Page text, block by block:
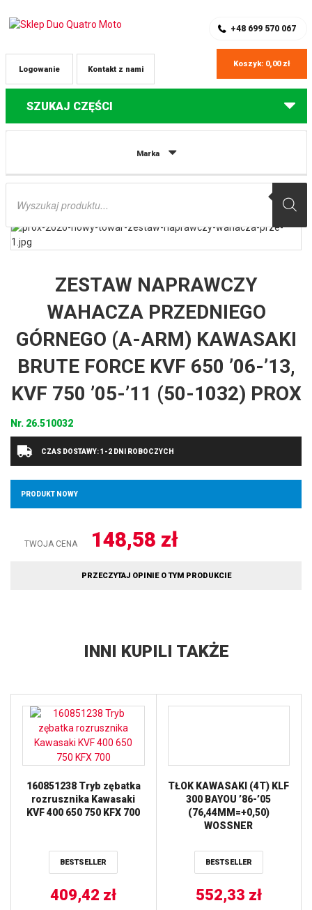
+48 699 570 067
Kontakt z nami
Logowanie
Koszyk: 0,00 zł
SZUKAJ CZĘŚCI
Marka
Wyszukiwarka
Części do quadów Kawasaki
650 ’06-’13, KVF 750 ’05-’11 (50-1032) PROX
ZESTAW NAPRAWCZY
WAHACZA PRZEDNIEGO
GÓRNEGO (A-ARM) KAWASAKI
BRUTE FORCE KVF 650 ’06-’13,
KVF 750 ’05-’11 (50-1032) PROX
Nr. 26.510032
CZAS DOSTAWY: 1-2 DNI ROBOCZYCH
PRODUKT NOWY
TWOJA CENA 148,58 zł
PRZECZYTAJ OPINIE O TYM PRODUKCIE
INNI KUPILI TAKŻE
160851238 Tryb zębatka
rozrusznika Kawasaki
KVF 400 650 750 KFX 700
BESTSELLER
409,42 zł
TŁOK KAWASAKI (4T) KLF
300 BAYOU ’86-’05
(76,44MM=+0,50)
WOSSNER
BESTSELLER
552,33 zł